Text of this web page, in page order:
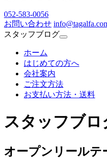
052-583-0056
お問い合わせ
スタッフブログ
ホーム
はじめての方へ
会社案内
ご注文方法
お支払い方法・送料
スタッフブロ
オープンリールテ